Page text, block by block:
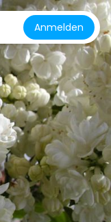
Anmelden